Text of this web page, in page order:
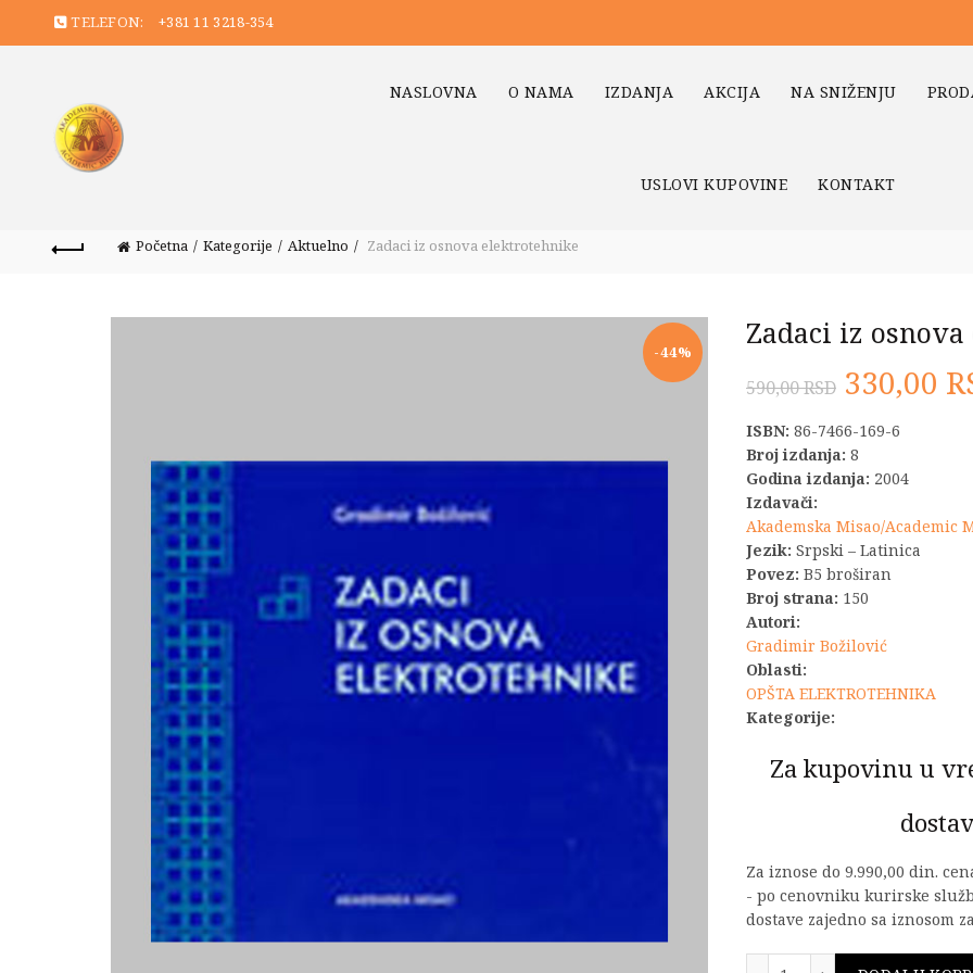
TELEFON: +381 11 3218-354
NASLOVNA O NAMA IZDANJA AKCIJA NA SNIŽENJU
USLOVI KUPOVINE KONTAKT
Početna Kategorije Aktuelno Zadaci iz osnova elektrotehnike
-44%
Zadaci iz
590,00RSD
cena
je
bila:
590,00
330,00
ISBN: 86-7466-169-6
Broj izdanja: 8
Godina izdanja: 2004
Izdavači:
Akademska Misao/Academic
Jezik: Srpski – Latinica
Povez: B5 broširan
Broj strana: 150
Autori:
Gradimir Božilović
Oblasti:
OPŠTA ELEKTROTEHNIKA
Kategorije:
Za kupovinu u
Za iznose do 9.990,00 din.
- po cenovniku kurirske
dostave zajedno sa iznosom